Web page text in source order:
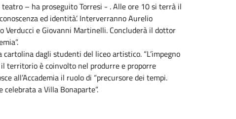
– ha proseguito Torresi - . Alle ore 10 si terrà il
ed identità’. Interverranno Aurelio
Verducci e Giovanni Martinelli. Concluderà il dottor
dagli studenti del liceo artistico. “L’impegno
territorio è coinvolto nel produrre e proporre
all’Accademia il ruolo di “precursore dei tempi.
a Villa Bonaparte”.